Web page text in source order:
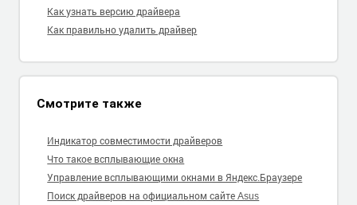
Как узнать версию драйвера
Как правильно удалить драйвер
Смотрите также
Индикатор совместимости драйверов
Что такое всплывающие окна
Управление всплывающими окнами в Яндекс.Браузере
Поиск драйверов на официальном сайте Asus